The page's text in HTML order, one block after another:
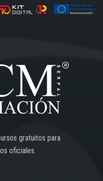
gratuitos para
oficiales.